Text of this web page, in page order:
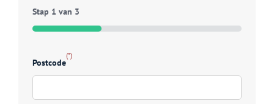
Stap 1 van 3
33%
Postcode
(*)